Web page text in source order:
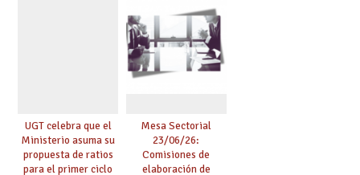
mayores 55 y pilotaje
en centros
tensionados
UGT celebra que el
Ministerio asuma su
propuesta de ratios
para el primer ciclo
Mesa Sectorial
23/06/26:
Comisiones de
elaboración de